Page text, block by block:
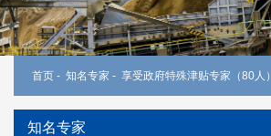
首页 - 知名专家 - 享受政府特殊津贴专家（80人）
知名专家